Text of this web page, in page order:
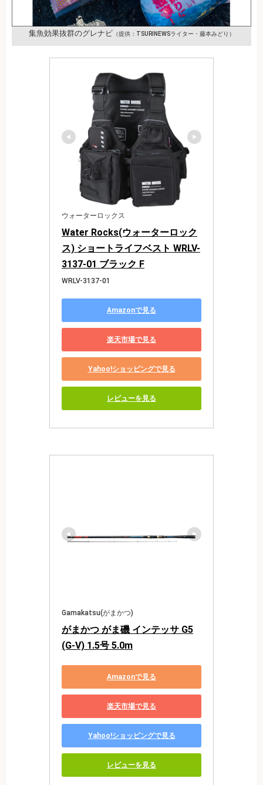
集魚効果抜群のグレナビ （提供：TSURINEWSライター・藤本みどり）
ウォーターロックス
Water Rocks(ウォーターロック
ス) ショートライフベスト WRLV-
3137-01 ブラック F
WRLV-3137-01
Amazonで見る
楽天市場で見る
Yahoo!ショッピングで見る
レビューを見る
Gamakatsu(がまかつ)
がまかつ がま磯 インテッサ G5
(G-V) 1.5号 5.0m
Amazonで見る
楽天市場で見る
Yahoo!ショッピングで見る
レビューを見る